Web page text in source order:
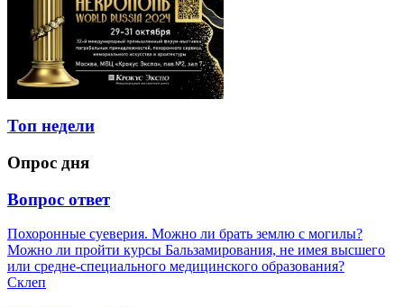
Топ недели
Опрос дня
Вопрос ответ
Похоронные суеверия. Можно ли брать землю с могилы?
Можно ли пройти курсы Бальзамирования, не имея высшего
или средне-специального медицинского образования?
Склеп